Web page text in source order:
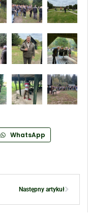
WhatsApp
Następny artykuł